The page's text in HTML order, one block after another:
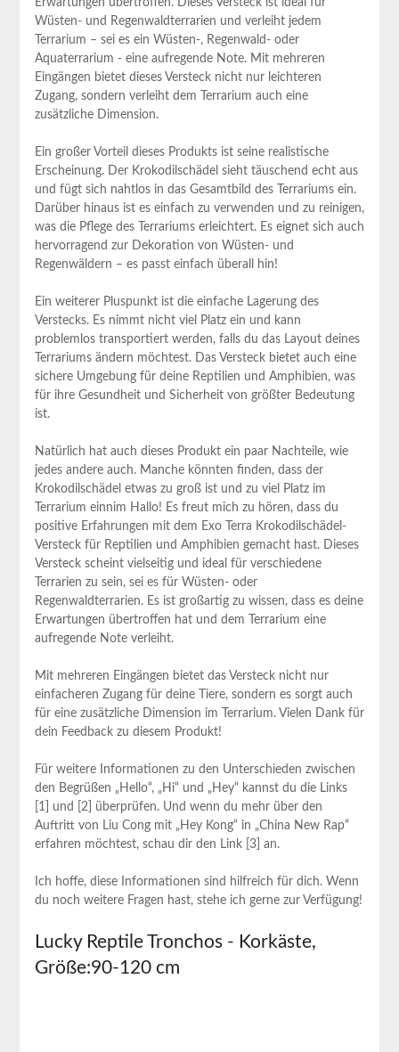
⁣Wüsten- und Regenwaldterrarien und verleiht jedem⁤
Terrarium – sei ‍es ein Wüsten-, Regenwald- oder
Aquaterrarium -‌ eine aufregende Note. Mit mehreren
Eingängen bietet dieses Versteck⁢ nicht nur leichteren‍
Zugang, sondern verleiht dem‍ Terrarium auch eine
zusätzliche⁣ Dimension.
Ein großer​ Vorteil dieses Produkts ist seine realistische
‍Erscheinung. Der Krokodilschädel sieht täuschend echt aus
und fügt sich nahtlos in das⁣ Gesamtbild des ‌Terrariums ein. ​
Darüber hinaus ist es einfach ​zu ‍verwenden und zu reinigen,
was die ‌Pflege des Terrariums erleichtert. Es eignet sich auch
hervorragend ​zur Dekoration von Wüsten- und
Regenwäldern – es passt einfach überall​ hin!
Ein weiterer‍ Pluspunkt ist ⁢die einfache Lagerung des
Verstecks. Es⁢ nimmt nicht viel‌ Platz ein und‍ kann
problemlos transportiert werden, falls du das Layout deines
Terrariums ändern möchtest. Das Versteck bietet auch ⁤eine⁣
sichere Umgebung für deine Reptilien und Amphibien, was
für ihre Gesundheit und Sicherheit von größter Bedeutung
ist.
Natürlich​ hat auch dieses Produkt ein paar Nachteile, wie
jedes andere auch. Manche⁢ könnten finden, dass der
Krokodilschädel etwas zu groß ist und zu viel Platz‍ im
Terrarium einnim Hallo! Es freut mich zu hören,‍ dass du
positive Erfahrungen mit dem Exo Terra‍ Krokodilschädel-
Versteck für Reptilien und Amphibien gemacht hast. Dieses
Versteck scheint vielseitig und ⁢ideal für verschiedene
Terrarien zu sein, sei es ​für Wüsten- oder
⁢Regenwaldterrarien. Es ist großartig zu wissen, dass es deine
Erwartungen übertroffen hat und dem Terrarium⁢ eine
aufregende Note verleiht.
Mit mehreren‍ Eingängen bietet das Versteck nicht nur
einfacheren Zugang für deine Tiere, sondern es sorgt auch
für eine zusätzliche Dimension im Terrarium. Vielen Dank für
dein Feedback zu diesem ⁤Produkt!
Für weitere Informationen zu den Unterschieden zwischen
den Begrüßen „Hello“,‌ „Hi“ und „Hey“ ⁤kannst du die Links
[1] und [2] überprüfen. Und​ wenn du mehr über⁤ den
Auftritt von Liu Cong mit „Hey Kong“ in „China New Rap“
erfahren möchtest, schau dir den ⁢Link [3] an.
Ich hoffe, diese Informationen sind hilfreich für dich. Wenn
du noch weitere Fragen hast, ‌stehe ich gerne⁢ zur Verfügung!
Lucky ​Reptile Tronchos -⁤ Korkäste,
Größe:90-120 cm